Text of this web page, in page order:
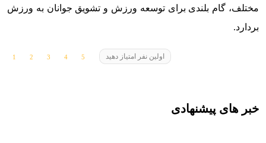
مختلف، گام بلندی برای توسعه ورزش و تشویق جوانان به ورزش
بردارد.
اولین نفر امتیاز دهید
خبر های پیشنهادی